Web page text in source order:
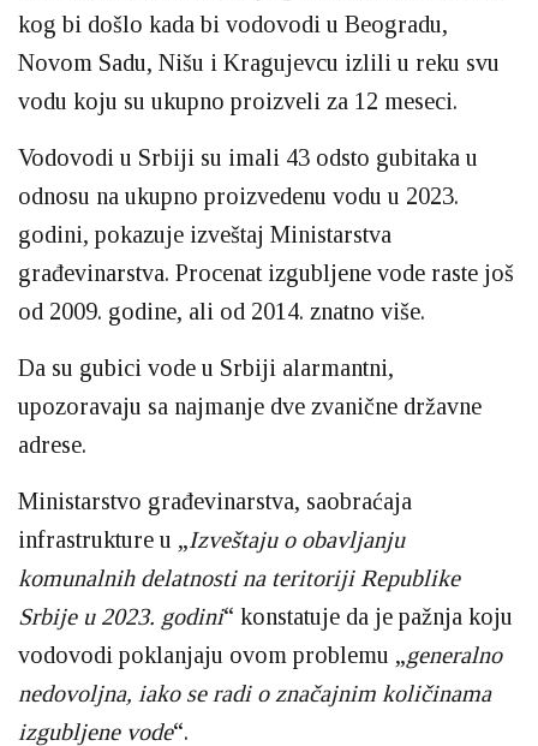
kog bi došlo kada bi vodovodi u Beogradu,
Novom Sadu, Nišu i Kragujevcu izlili u reku svu
vodu koju su ukupno proizveli za 12 meseci.
Vodovodi u Srbiji su imali 43 odsto gubitaka u
odnosu na ukupno proizvedenu vodu u 2023.
godini, pokazuje izveštaj Ministarstva
građevinarstva. Procenat izgubljene vode raste još
od 2009. godine, ali od 2014. znatno više.
Da su gubici vode u Srbiji alarmantni,
upozoravaju sa najmanje dve zvanične državne
adrese.
Ministarstvo građevinarstva, saobraćaja
infrastrukture u „Izveštaju o obavljanju
komunalnih delatnosti na teritoriji Republike
Srbije u 2023. godini“ konstatuje da je pažnja koju
vodovodi poklanjaju ovom problemu „generalno
nedovoljna, iako se radi o značajnim količinama
izgubljene vode“.